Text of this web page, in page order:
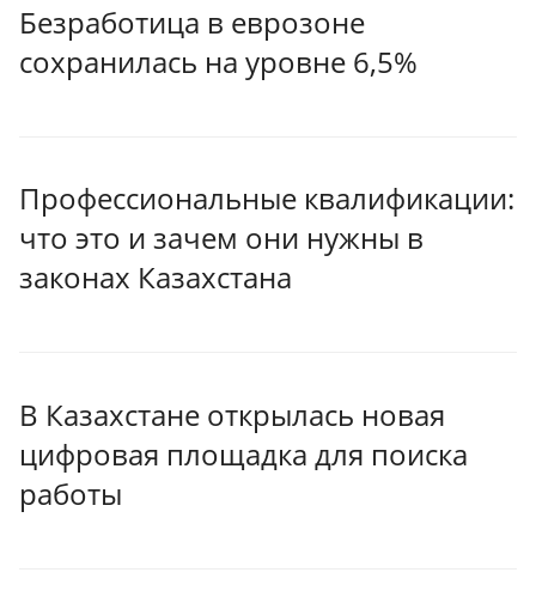
Безработица в еврозоне
сохранилась на уровне 6,5%
Профессиональные квалификации:
что это и зачем они нужны в
законах Казахстана
В Казахстане открылась новая
цифровая площадка для поиска
работы